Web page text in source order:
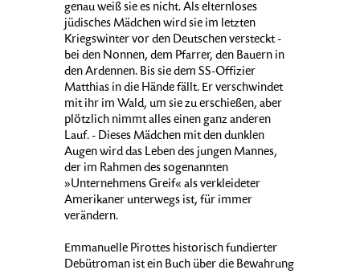
genau weiß sie es nicht. Als elternloses
jüdisches Mädchen wird sie im letzten
Kriegswinter vor den Deutschen versteckt -
bei den Nonnen, dem Pfarrer, den Bauern in
den Ardennen. Bis sie dem SS-Offizier
Matthias in die Hände fällt. Er verschwindet
mit ihr im Wald, um sie zu erschießen, aber
plötzlich nimmt alles einen ganz anderen
Lauf. - Dieses Mädchen mit den dunklen
Augen wird das Leben des jungen Mannes,
der im Rahmen des sogenannten
»Unternehmens Greif« als verkleideter
Amerikaner unterwegs ist, für immer
verändern.
Emmanuelle Pirottes historisch fundierter
Debütroman ist ein Buch über die Bewahrung